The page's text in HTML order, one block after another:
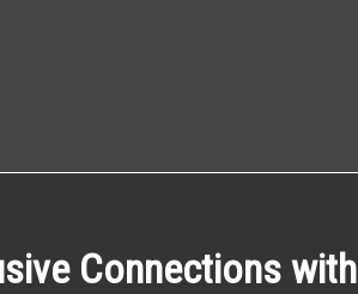
Connections with